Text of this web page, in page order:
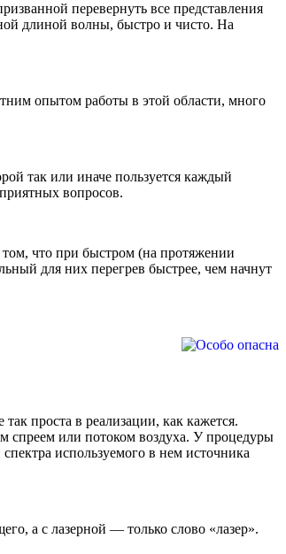
перевернуть все представления
длиной волны, быстро и чисто. На
опытом работы в этой области, много
так или иначе пользуется каждый
вопросов.
что при быстром (на протяжении
для них перегрев быстрее, чем начнут
проста в реализации, как кажется.
спреем или потоком воздуха. У процедуры
используемого в нем источника
а с лазерной — только слово «лазер».